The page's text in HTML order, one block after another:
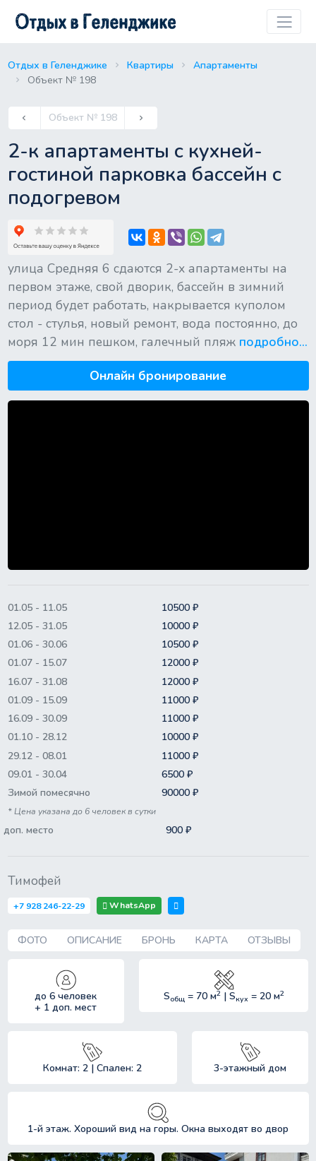
Отдых в Геленджике Квартиры
Апартаменты
Объект № 198
keyboard_arrow_left
PreviousОбъект № 198 keyboard_arrow_right
2-к апартаменты с кухней-
гостиной парковка бассейн с
подогревом
улица Средняя 6 сдаются 2-х апартаменты на
первом этаже, свой дворик, бассейн в зимний
период будет работать, накрывается куполом
стол - стулья, новый ремонт, вода постоянно, до
моря 12 мин пешком, галечный пляж подробно...
Онлайн бронирование
01.05 - 11.05
10500 ₽
12.05 - 31.05
10000 ₽
01.06 - 30.06
10500 ₽
01.07 - 15.07
12000 ₽
16.07 - 31.08
12000 ₽
01.09 - 15.09
11000 ₽
16.09 - 30.09
11000 ₽
01.10 - 28.12
10000 ₽
29.12 - 08.01
11000 ₽
09.01 - 30.04
6500 ₽
Зимой помесячно
90000 ₽
* Цена указана до 6 человек в сутки
доп. место 900 ₽
Тимофей
+7 928 246-22-29 WhatsApp
ФОТО ОПИСАНИЕ БРОНЬ КАРТА ОТЗЫВЫ
до 6 человек
+ 1 доп. мест
Sобщ = 70 м2| Sкух = 20 м2
Комнат: 2 | Спален: 2 3-этажный дом
1-й этаж. Хороший вид на горы. Окна выходят во двор